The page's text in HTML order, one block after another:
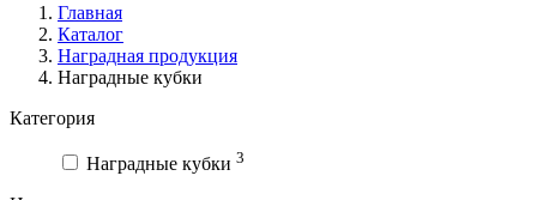
Главная
Каталог
Наградная продукция
Наградные кубки
Категория
Наградные кубки 3